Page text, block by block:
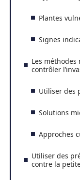
Plantes
Signes
Les
contrôler
Utiliser des
Solutions
Approches
Utiliser des
contre la